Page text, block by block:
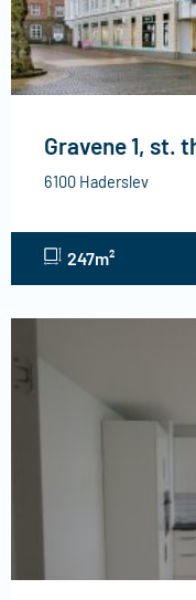
Gravene 1, st.
6100 Haderslev
247m²